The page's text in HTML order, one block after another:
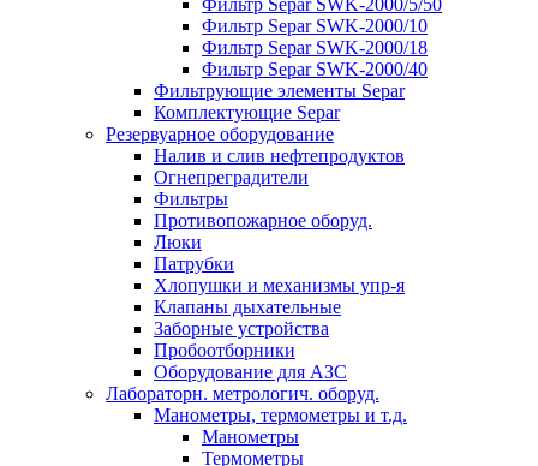
Фильтр Separ SWK-2000/5/50
Фильтр Separ SWK-2000/10
Фильтр Separ SWK-2000/18
Фильтр Separ SWK-2000/40
Фильтрующие элементы Separ
Комплектующие Separ
Резервуарное оборудование
Налив и слив нефтепродуктов
Огнепреградители
Фильтры
Противопожарное оборуд.
Люки
Патрубки
Хлопушки и механизмы упр-я
Клапаны дыхательные
Заборные устройства
Пробоотборники
Оборудование для АЗС
Лабораторн. метрологич. оборуд.
Манометры, термометры и т.д.
Манометры
Термометры